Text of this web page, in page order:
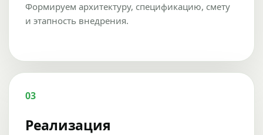
Формируем архитектуру, спецификацию, смету
и этапность внедрения.
03
Реализация